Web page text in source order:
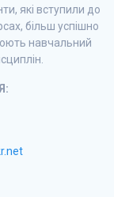
які вступили до
більш успішно
навчальний